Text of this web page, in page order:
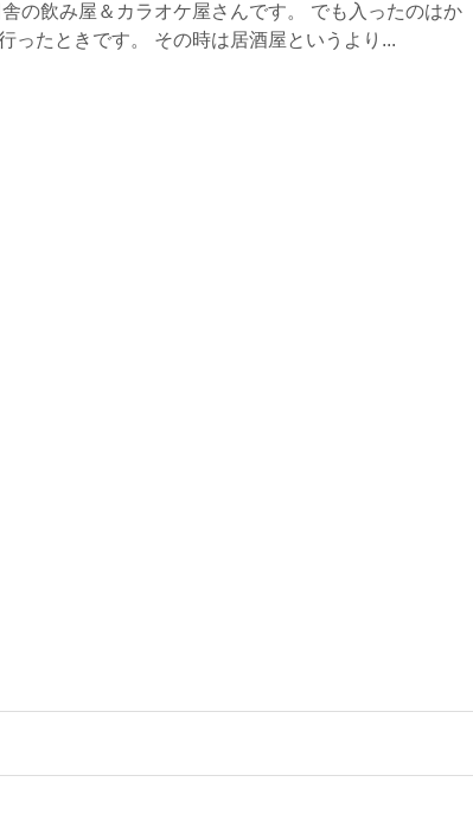
の飲み屋＆カラオケ屋さんです。 でも入ったのはか
ったときです。 その時は居酒屋というより...